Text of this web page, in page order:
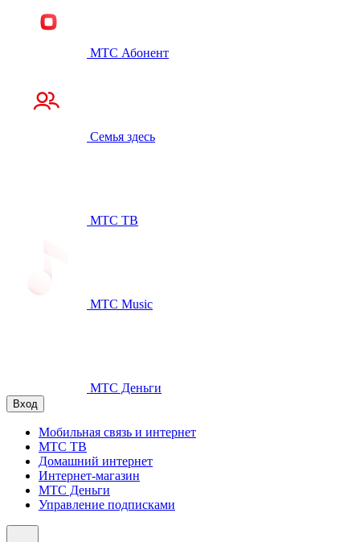
МТС Абонент
Семья здесь
МТС ТВ
МТС Music
МТС Деньги
Вход
Мобильная связь и интернет
МТС ТВ
Домашний интернет
Интернет-магазин
МТС Деньги
Управление подписками